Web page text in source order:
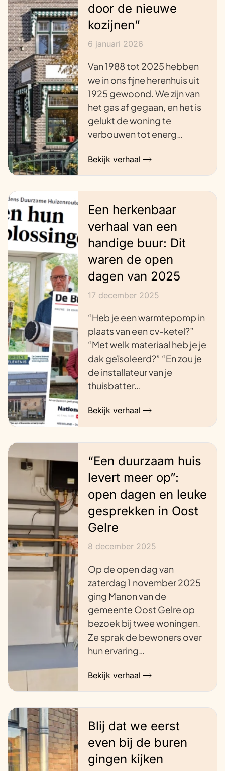
door de nieuwe
kozijnen”
6 januari 2026
Van 1988 tot 2025 hebben
we in ons fijne herenhuis uit
1925 gewoond. We zijn van
het gas af gegaan, en het is
gelukt de woning te
verbouwen tot energ…
Bekijk verhaal
Een herkenbaar
verhaal van een
handige buur: Dit
waren de open
dagen van 2025
17 december 2025
“Heb je een warmtepomp in
plaats van een cv-ketel?”
“Met welk materiaal heb je je
dak geïsoleerd?” “En zou je
de installateur van je
thuisbatter…
Bekijk verhaal
“Een duurzaam huis
levert meer op”:
open dagen en leuke
gesprekken in Oost
Gelre
8 december 2025
Op de open dag van
zaterdag 1 november 2025
ging Manon van de
gemeente Oost Gelre op
bezoek bij twee woningen.
Ze sprak de bewoners over
hun ervaring…
Bekijk verhaal
Blij dat we eerst
even bij de buren
gingen kijken